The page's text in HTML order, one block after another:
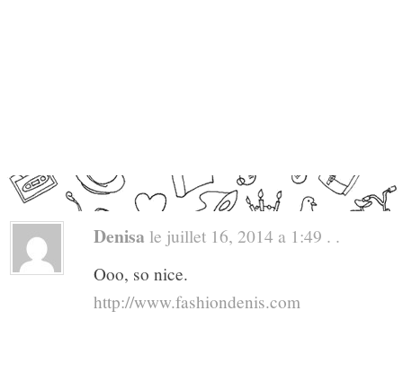
Denisa le juillet 16, 2014 a 1:49 . .
Ooo, so nice.
http://www.fashiondenis.com